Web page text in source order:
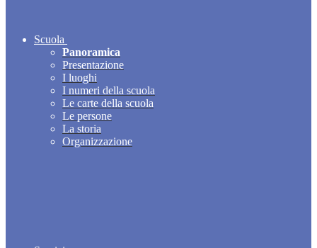
Scuola
Panoramica
Presentazione
I luoghi
I numeri della scuola
Le carte della scuola
Le persone
La storia
Organizzazione